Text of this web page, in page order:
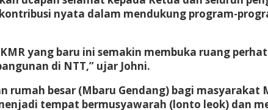
nyata dalam mendukung program-
yang baru ini semakin membuka ruang
di NTT,” ujar Johni.
rumah besar (Mbaru Gendang) bagi
tempat bermusyawarah (lonto leok) dan